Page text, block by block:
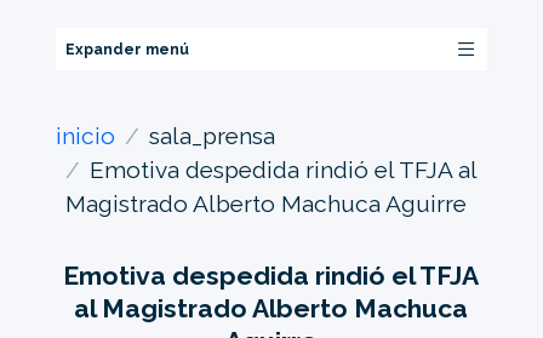
Expander menú
inicio
sala_prensa
Emotiva despedida rindió el TFJA al
Magistrado Alberto Machuca Aguirre
Emotiva despedida rindió el TFJA
al Magistrado Alberto Machuca